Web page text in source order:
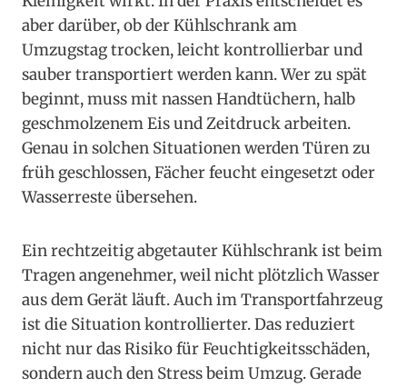
aber darüber, ob der Kühlschrank am
Umzugstag trocken, leicht kontrollierbar und
sauber transportiert werden kann. Wer zu spät
beginnt, muss mit nassen Handtüchern, halb
geschmolzenem Eis und Zeitdruck arbeiten.
Genau in solchen Situationen werden Türen zu
früh geschlossen, Fächer feucht eingesetzt oder
Wasserreste übersehen.
Ein rechtzeitig abgetauter Kühlschrank ist beim
Tragen angenehmer, weil nicht plötzlich Wasser
aus dem Gerät läuft. Auch im Transportfahrzeug
ist die Situation kontrollierter. Das reduziert
nicht nur das Risiko für Feuchtigkeitsschäden,
sondern auch den Stress beim Umzug. Gerade